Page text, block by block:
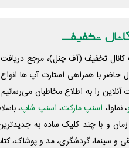
تخفیف (آف چنل)، مرجع
حاضر با همراهی استارت آپ ها
آنلاین را به اطلاع مخاطبان می‌رسانیم.
، نماوا، اسنپ مارکت، اسنپ شاپ،
و با چند کلیک ساده به
و سینما، گردشگری، مد و پوشاک،